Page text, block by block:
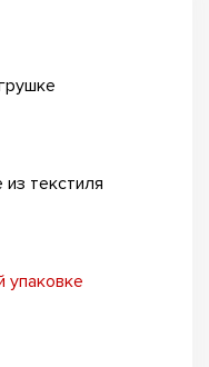
текстиля
упаковке